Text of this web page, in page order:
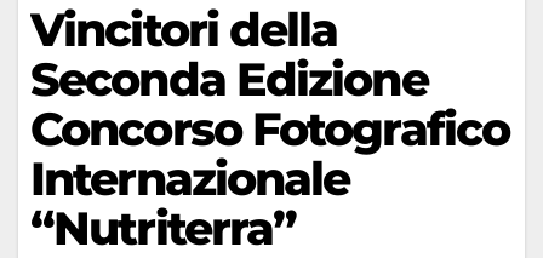
Vincitori della
Seconda Edizione
Concorso Fotografico
Internazionale
“Nutriterra”